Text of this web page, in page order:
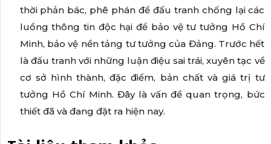
thời phản bác, phê phán để đấu tranh chống lại các
luồng thông tin độc hại để bảo vệ tư tưởng Hồ Chí
Minh, bảo vệ nền tảng tư tưởng của Đảng. Trước hết
là đấu tranh với những luận điệu sai trái, xuyên tạc về
cơ sở hình thành, đặc điểm, bản chất và giá trị tư
tưởng Hồ Chí Minh. Đây là vấn đề quan trọng, bức
thiết đã và đang đặt ra hiện nay.